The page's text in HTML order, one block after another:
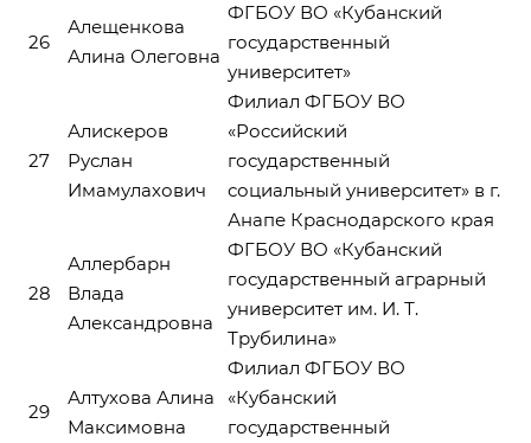
26
Алещенкова
Алина Олеговна
ФГБОУ ВО «Кубанский
государственный
университет»
27
Алискеров
Руслан
Имамулахович
Филиал ФГБОУ ВО
«Российский
государственный
социальный университет» в г.
Анапе Краснодарского края
28
Аллербарн
Влада
Александровна
ФГБОУ ВО «Кубанский
государственный аграрный
университет им. И. Т.
Трубилина»
29
Алтухова Алина
Максимовна
Филиал ФГБОУ ВО
«Кубанский
государственный